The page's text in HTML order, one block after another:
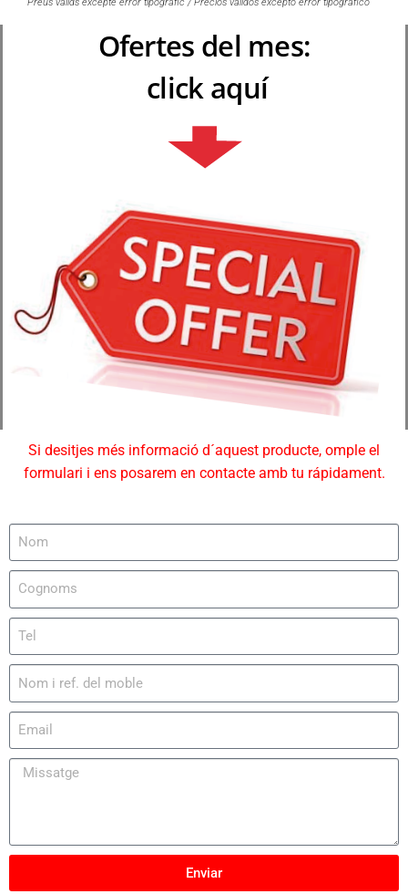
Preus vàlids excepte error tipogràfic / Precios válidos excepto error tipográfico
Ofertes del mes:
click aquí
Si desitjes més informació d´aquest producte, omple el
formulari i ens posarem en contacte amb tu rápidament.
Enviar